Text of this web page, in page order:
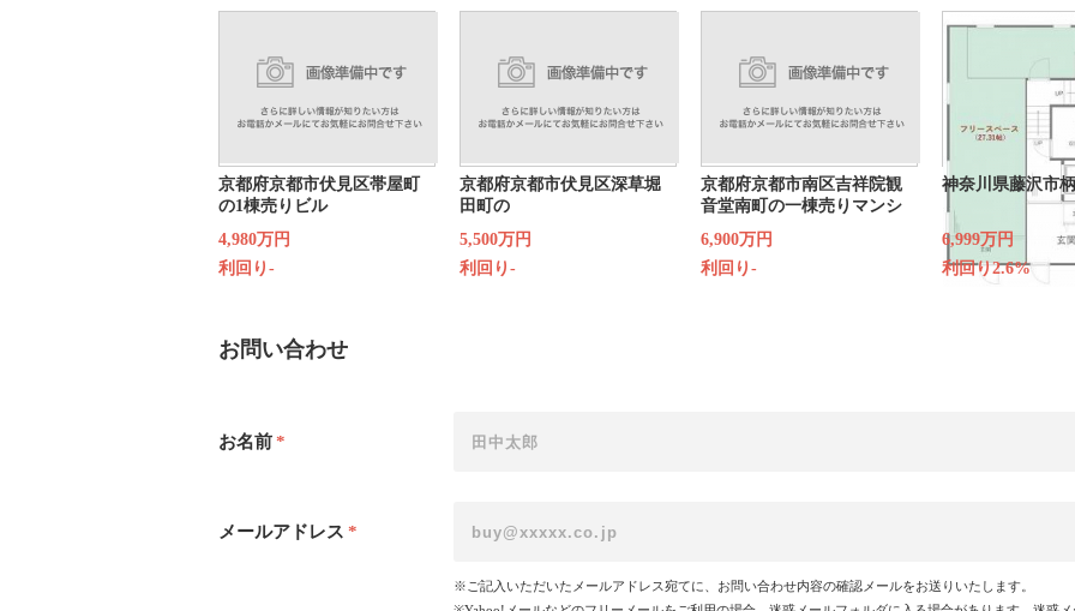
京都府京都市伏見区帯屋町
の1棟売りビル
4,980万円
利回り-
京都府京都市伏見区深草堀
田町の
5,500万円
利回り-
京都府京都市南区吉祥院観
音堂南町の一棟売りマンシ
6,900万円
利回り-
神奈川県藤沢市
6,999万円
利回り2.6%
お問い合わせ
お名前*
メールアドレス *
※ご記入いただいたメールアドレス宛てに、お問い合わせ内容の確認メールをお送りいたします。